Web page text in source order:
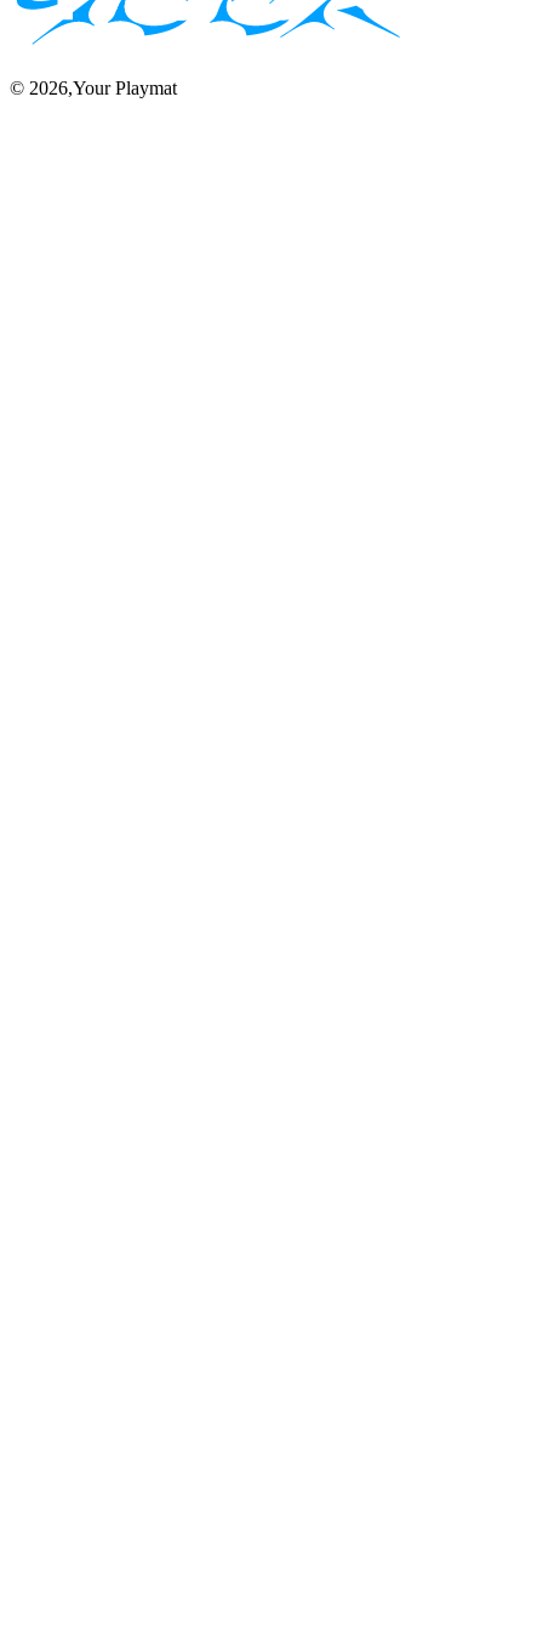
© 2026,Your Playmat